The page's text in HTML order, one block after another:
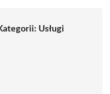
Usługi